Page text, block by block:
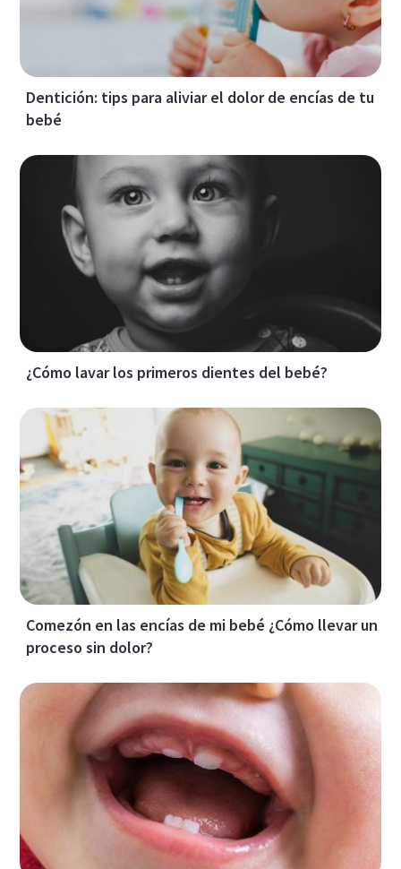
Dentición: tips para aliviar el dolor de encías de tu
bebé
¿Cómo lavar los primeros dientes del bebé?
Comezón en las encías de mi bebé ¿Cómo llevar un
proceso sin dolor?